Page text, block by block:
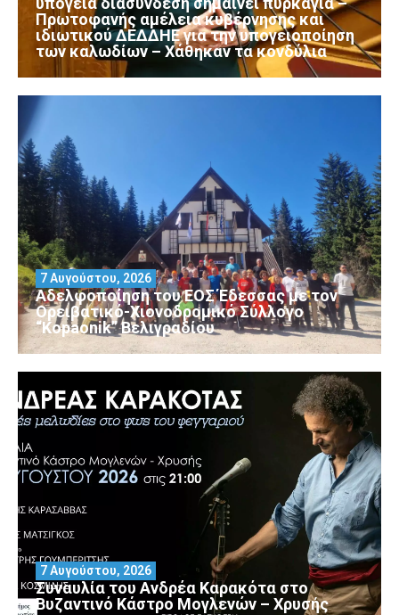
Πρωτοφανής αμέλεια κυβέρνησης και
ιδιωτικού ΔΕΔΔΗΕ για την υπογειοποίηση
των καλωδίων – Χάθηκαν τα κονδύλια
Αδελφοποίηση του ΕΟΣ Έδεσσας με τον
Ορειβατικό-Χιονοδρομικό Σύλλογο
“Kopaonik” Βελιγραδίου
7 Αυγούστου, 2026
Συναυλία του Ανδρέα Καρακότα στο
Βυζαντινό Κάστρο Μογλενών – Χρυσής
7 Αυγούστου, 2026